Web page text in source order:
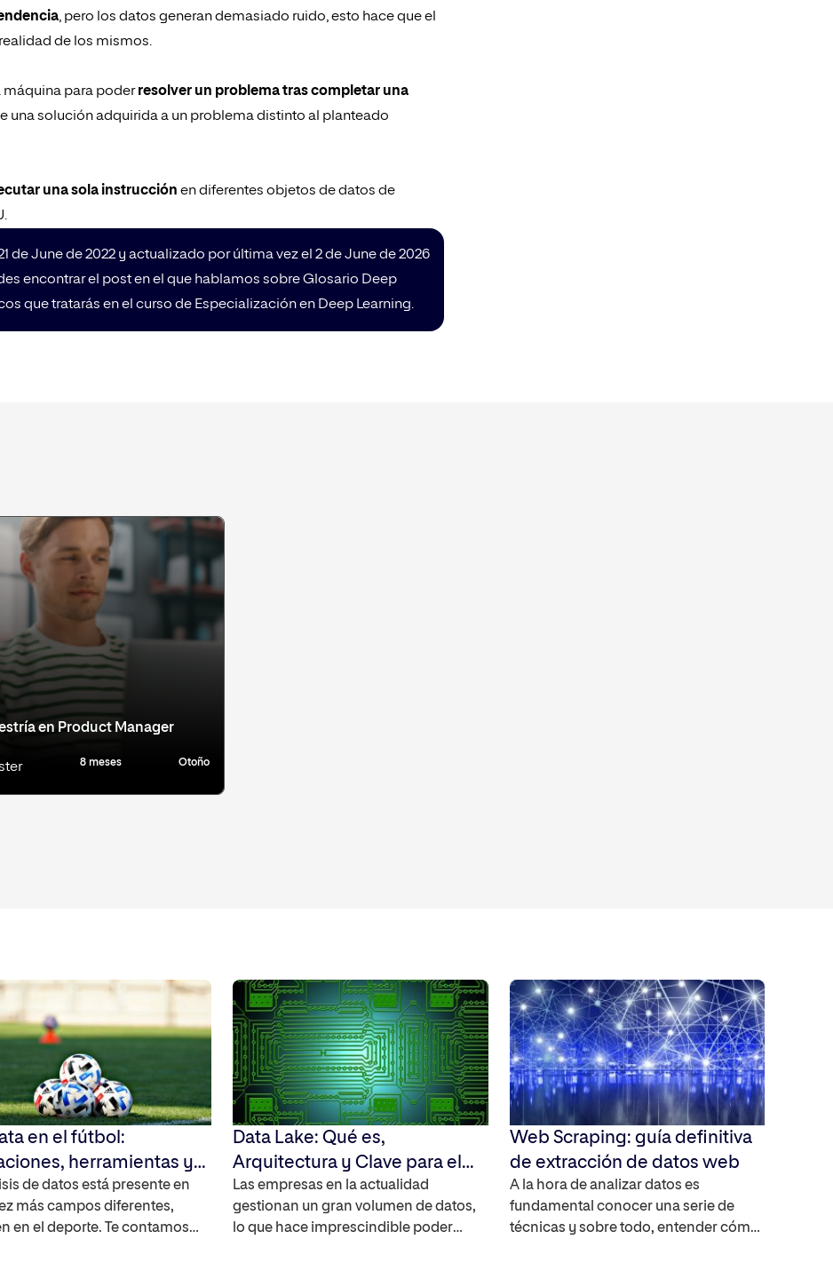
, pero los datos generan demasiado ruido, esto hace que el
de los mismos.
para poderresolver un problema tras completar una
una solución adquirida a un problema distinto al planteado
una sola instrucción en diferentes objetos de datos de
de June de 2022 y actualizado por última vez el 2 de June de 2026
encontrar el post en el que hablamos sobre Glosario Deep
que tratarás en el curso de Especialización en Deep Learning.
en Product Manager
8 meses Otoño
en el fútbol:
herramientas y
del análisis deportivo
de datos está presente en
más campos diferentes,
en el deporte. Te contamos
Data Lake: Qué es,
Arquitectura y Clave para el
Big Data
Las empresas en la actualidad
gestionan un gran volumen de datos,
lo que hace imprescindible poder
Web Scraping: guía definitiva
de extracción de datos web
A la hora de analizar datos es
fundamental conocer una serie de
técnicas y sobre todo, entender cómo